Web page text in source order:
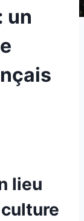
un
lieu